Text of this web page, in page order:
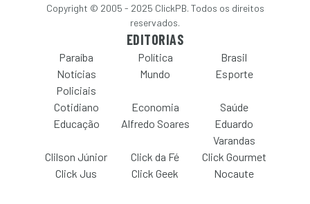
Copyright © 2005 - 2025 ClickPB. Todos os direitos
reservados.
EDITORIAS
Paraíba Política
Brasil
Notícias
Policiais
Mundo Esporte
Cotidiano Economia
Saúde
Educação
Alfredo Soares
Eduardo
Varandas
Clilson Júnior
Click da Fé
Click Gourmet
Click Jus
Click Geek Nocaute